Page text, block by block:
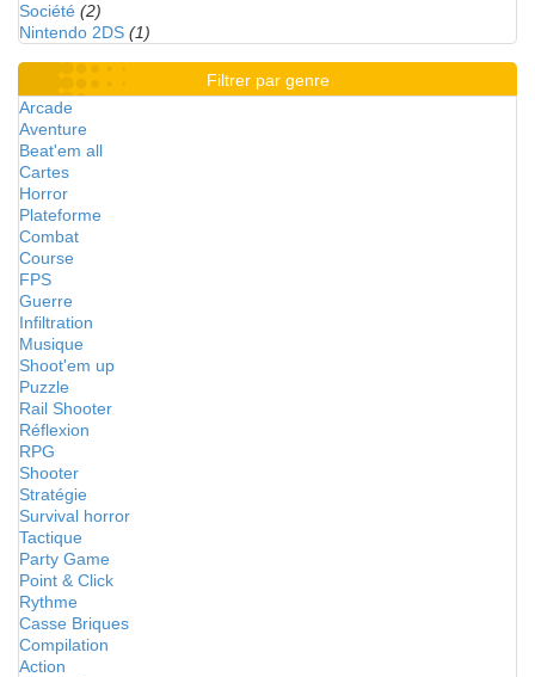
Société (2)
Nintendo 2DS (1)
Filtrer par genre
Arcade
Aventure
Beat'em all
Cartes
Horror
Plateforme
Combat
Course
FPS
Guerre
Infiltration
Musique
Shoot'em up
Puzzle
Rail Shooter
Réflexion
RPG
Shooter
Stratégie
Survival horror
Tactique
Party Game
Point & Click
Rythme
Casse Briques
Compilation
Action